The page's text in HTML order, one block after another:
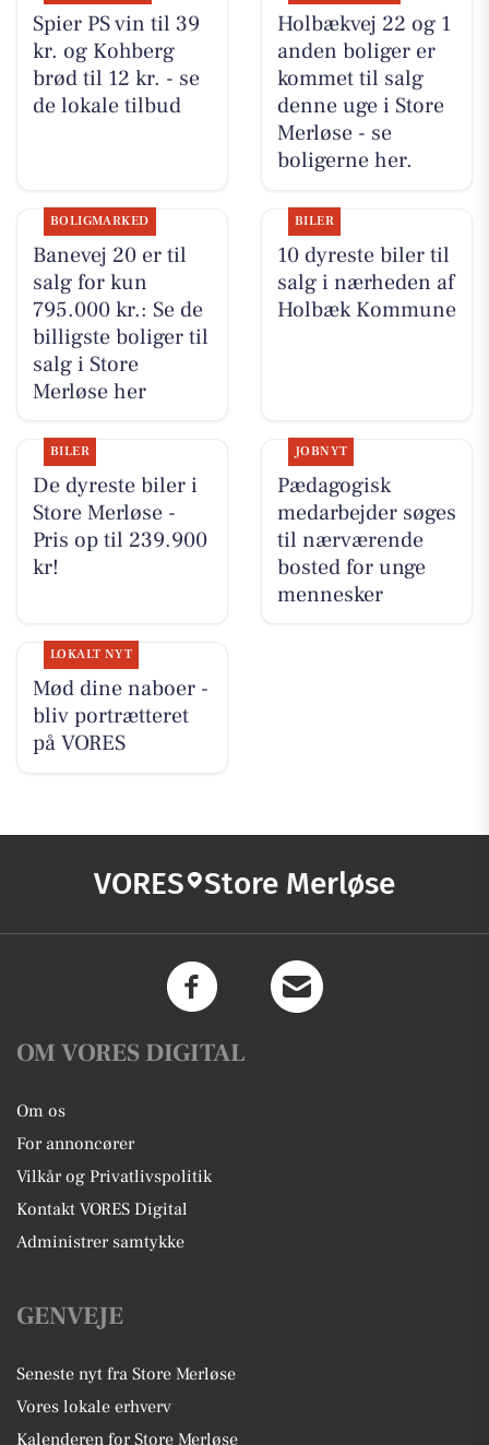
Spier PS vin til 39
kr. og Kohberg
brød til 12 kr. - se
de lokale tilbud
Holbækvej 22 og 1
anden boliger er
kommet til salg
denne uge i Store
Merløse - se
boligerne her.
BOLIGMARKED
Banevej 20 er til
salg for kun
795.000 kr.: Se de
billigste boliger til
salg i Store
Merløse her
BILER
10 dyreste biler til
salg i nærheden af
Holbæk Kommune
BILER
De dyreste biler i
Store Merløse -
Pris op til 239.900
kr!
JOBNYT
Pædagogisk
medarbejder søges
til nærværende
bosted for unge
mennesker​
LOKALT NYT
Mød dine naboer -
bliv portrætteret
på VORES
VORES Store Merløse
OM VORES DIGITAL
Om os
For annoncører
Vilkår og Privatlivspolitik
Kontakt VORES Digital
Administrer samtykke
GENVEJE
Seneste nyt fra Store Merløse
Vores lokale erhverv
Kalenderen for Store Merløse